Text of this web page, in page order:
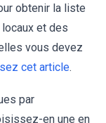
obtenir la liste
et des
vous devez
cet article.
par
en une en